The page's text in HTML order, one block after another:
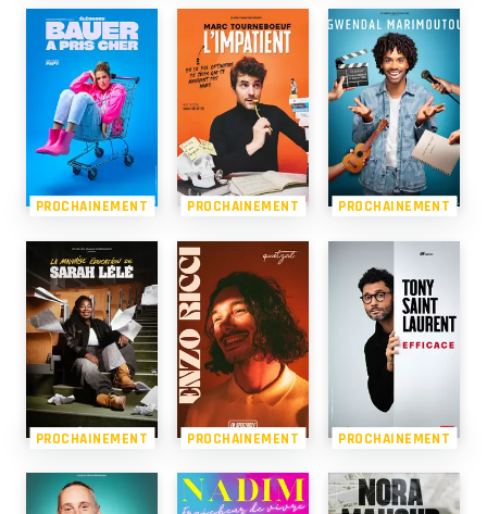
PROCHAINEMENT PROCHAINEMENT PROCHAINEMENT
PROCHAINEMENT PROCHAINEMENT PROCHAINEMENT